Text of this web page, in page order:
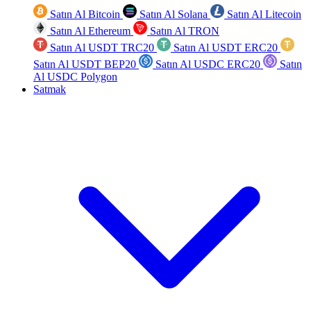
Satın Al Bitcoin Satın Al Solana
Satın Al Litecoin
Satın Al Ethereum
Satın Al TRON
Satın Al USDT TRC20
Satın Al USDT ERC20
Satın Al USDT BEP20
Satın Al USDC ERC20
Satın
Al USDC Polygon
Satmak